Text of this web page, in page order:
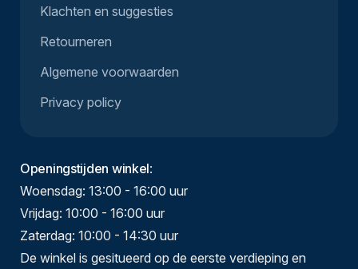
Klachten en suggesties
Retourneren
Algemene voorwaarden
Privacy policy
Openingstijden winkel:
Woensdag: 13:00 - 16:00 uur
Vrijdag: 10:00 - 16:00 uur
Zaterdag: 10:00 - 14:30 uur
De winkel is gesitueerd op de eerste verdieping en